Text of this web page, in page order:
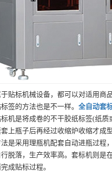
贴标机械设备，都可以对适用商
签的方法也是不一样。 全自动套
机是将成卷的不干胶纸标签(纸
上瓶子后再经过收缩炉收缩才成
是采用理瓶机配套自动进瓶过程
脱落，生产效率高。套标机则
成贴标过程。